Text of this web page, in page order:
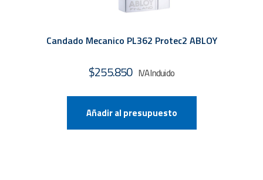
Candado Mecanico PL362 Protec2 ABLOY
$255.850
Añadir al presupuesto